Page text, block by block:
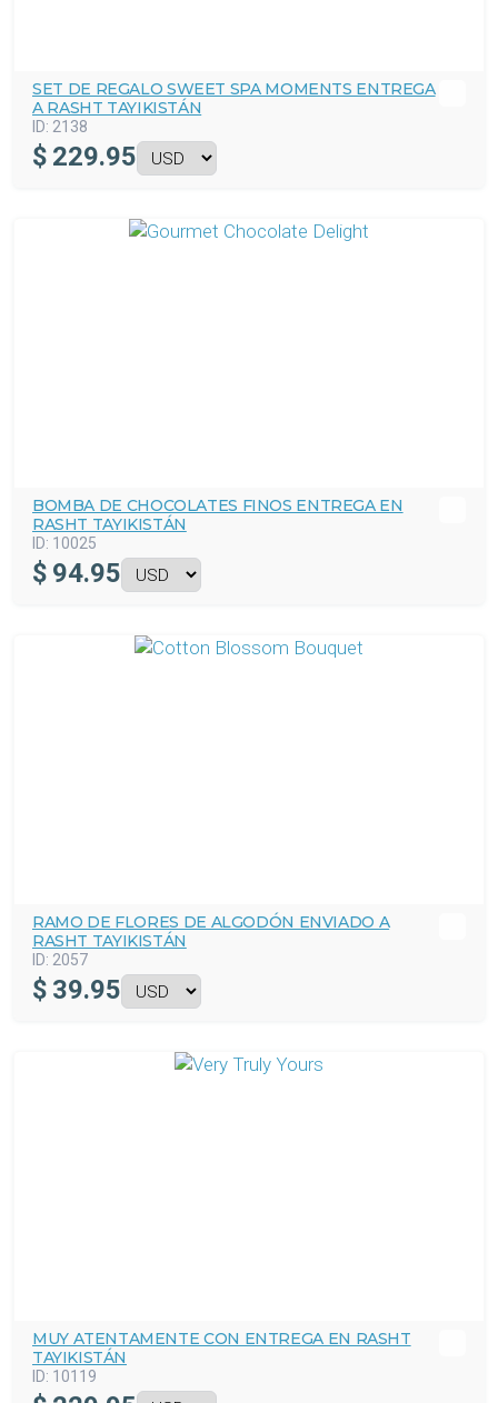
SET DE REGALO SWEET SPA MOMENTS ENTREGA
A RASHT TAYIKISTÁN
ID: 2138
$ 229.95
BOMBA DE CHOCOLATES FINOS ENTREGA EN
RASHT TAYIKISTÁN
ID: 10025
$ 94.95
RAMO DE FLORES DE ALGODÓN ENVIADO A
RASHT TAYIKISTÁN
ID: 2057
$ 39.95
MUY ATENTAMENTE CON ENTREGA EN RASHT
TAYIKISTÁN
ID: 10119